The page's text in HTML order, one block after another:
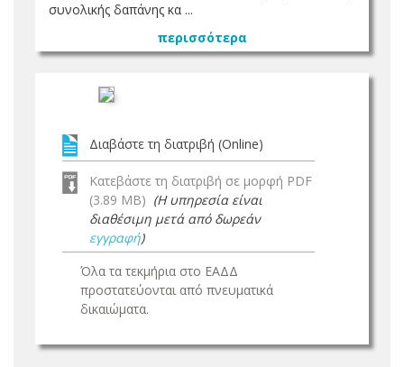
συνολικής δαπάνης κα ...
περισσότερα
Διαβάστε τη διατριβή (Online)
Κατεβάστε τη διατριβή σε μορφή PDF
(3.89 MB) (Η υπηρεσία είναι
διαθέσιμη μετά από δωρεάν
εγγραφή)
Όλα τα τεκμήρια στο ΕΑΔΔ
προστατεύονται από πνευματικά
δικαιώματα.